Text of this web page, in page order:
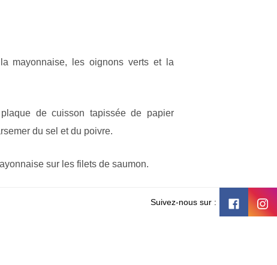
mayonnaise, les oignons verts et la
de cuisson tapissée de papier
du sel et du poivre.
sur les filets de saumon.
et le beurre. Parsemer les filets de
Suivez-nous sur :